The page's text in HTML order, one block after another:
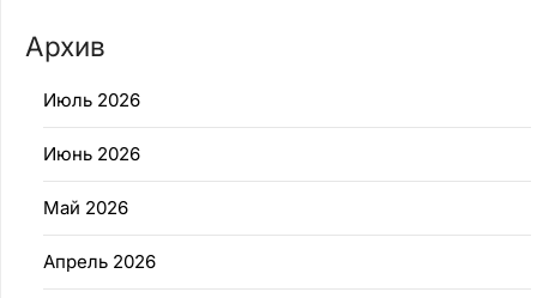
Архив
Июль 2026
Июнь 2026
Май 2026
Апрель 2026